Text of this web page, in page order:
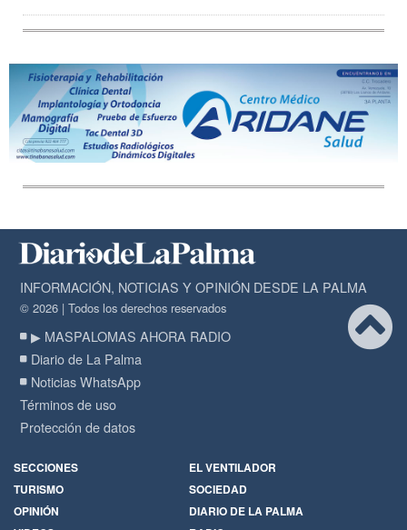
INFORMACIÓN, NOTICIAS Y OPINIÓN DESDE LA PALMA
© 2026 | Todos los derechos reservados
▶ MASPALOMAS AHORA RADIO
Diario de La Palma
Noticias WhatsApp
Términos de uso
Protección de datos
SECCIONES
EL VENTILADOR
TURISMO
SOCIEDAD
OPINIÓN
DIARIO DE LA PALMA